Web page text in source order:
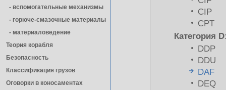
- вспомогательные механизмы
- горюче-смазочные материалы
- материаловедение
Теория корабля
Безопасность
Классификация грузов
Оговорки в коносаментах
CIP
CPT
Категория
DDP
DDU
DAF
DEQ